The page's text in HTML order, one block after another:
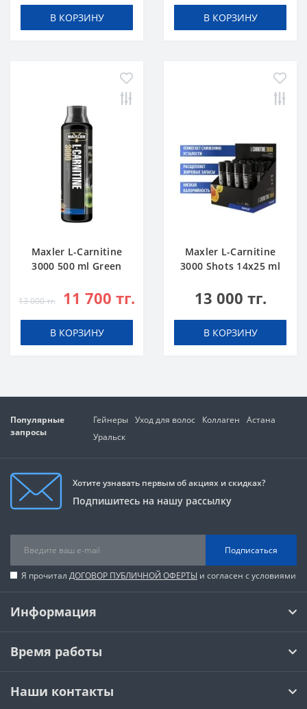
В КОРЗИНУ В КОРЗИНУ
Maxler L-Carnitine
3000 500 ml Green
13 000 тг. 11 700 тг.
В КОРЗИНУ
Maxler L-Carnitine
3000 Shots 14x25 ml
13 000 тг.
В КОРЗИНУ
Популярные
запросы
Гейнеры Уход для волос Коллаген
Астана
Уральск
Хотите узнавать первым об акциях и скидках?
Подпишитесь на нашу рассылку
Подписаться
Я прочитал ДОГОВОР ПУБЛИЧНОЙ ОФЕРТЫ и согласен с условиями
Информация
Время работы
Наши контакты